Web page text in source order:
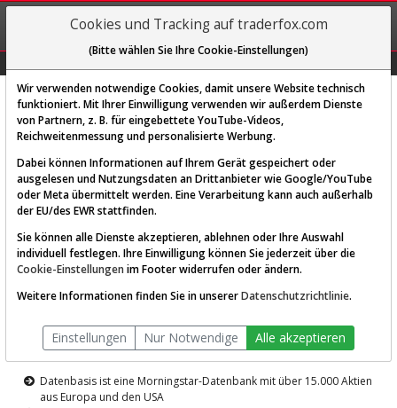
REGIS-
TRIEREN
Diese Funktion ist nur für
AKTIEN-TERMINAL
Die Aktienanalyse-Plattform von
TraderFox
Datenbasis ist eine Morningstar-Datenbank mit über 15.000 Aktien
aus Europa und den USA
Cookies und Tracking auf traderfox.com
(Bitte wählen Sie Ihre Cookie-Einstellungen)
Wir verwenden notwendige Cookies, damit unsere Website technisch
funktioniert. Mit Ihrer Einwilligung verwenden wir außerdem Dienste
von Partnern, z. B. für eingebettete YouTube-Videos,
Reichweitenmessung und personalisierte Werbung.
Dabei können Informationen auf Ihrem Gerät gespeichert oder
ausgelesen und Nutzungsdaten an Drittanbieter wie Google/YouTube
oder Meta übermittelt werden. Eine Verarbeitung kann auch außerhalb
der EU/des EWR stattfinden.
Sie können alle Dienste akzeptieren, ablehnen oder Ihre Auswahl
individuell festlegen. Ihre Einwilligung können Sie jederzeit über die
Cookie-Einstellungen im Footer widerrufen oder ändern.
Weitere Informationen finden Sie in unsererDatenschutzrichtlinie.
Einstellungen Nur Notwendige Alle akzeptieren